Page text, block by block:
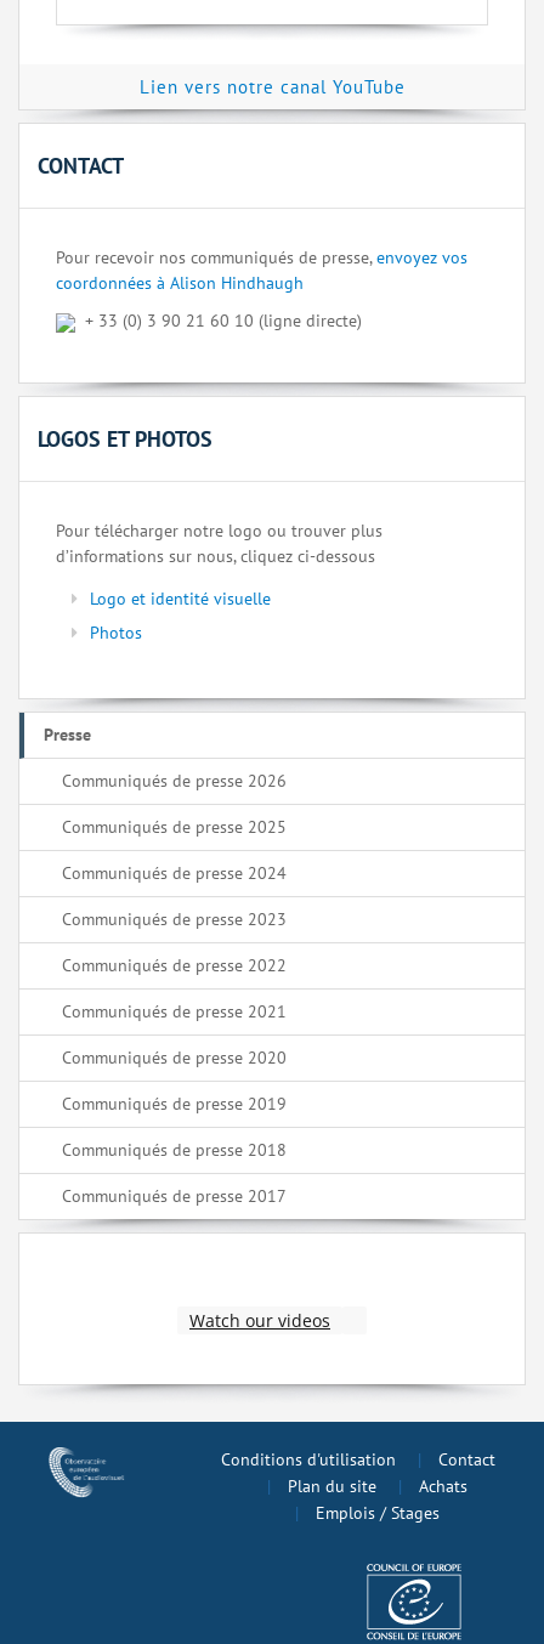
Lien vers notre canal YouTube
CONTACT
Pour recevoir nos communiqués de presse,envoyez vos
coordonnées à Alison Hindhaugh
+ 33 (0) 3 90 21 60 10 (ligne directe)
LOGOS ET PHOTOS
Pour télécharger notre logo ou trouver plus
d’informations sur nous, cliquez ci-dessous
Logo et identité visuelle
Photos
Presse
Communiqués de presse 2026
Communiqués de presse 2025
Communiqués de presse 2024
Communiqués de presse 2023
Communiqués de presse 2022
Communiqués de presse 2021
Communiqués de presse 2020
Communiqués de presse 2019
Communiqués de presse 2018
Communiqués de presse 2017
Watch our videos
Conditions d'utilisation
Contact
Plan du site
Achats
Emplois / Stages